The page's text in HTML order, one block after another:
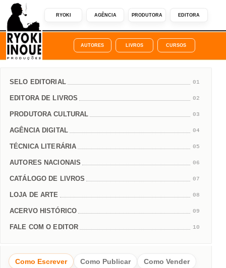
RYOKI AGÊNCIA PRODUTORA EDITORA
AUTORES LIVROS CURSOS
SELO EDITORIAL 01
EDITORA DE LIVROS 02
PRODUTORA CULTURAL 03
AGÊNCIA DIGITAL 04
TÉCNICA LITERÁRIA 05
AUTORES NACIONAIS 06
CATÁLOGO DE LIVROS 07
LOJA DE ARTE 08
ACERVO HISTÓRICO 09
FALE COM O EDITOR 10
Como Escrever Como Publicar Como Vender